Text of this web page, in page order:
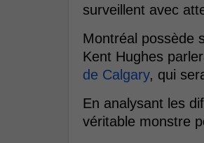
surveillent avec
Montréal possède
Kent Hughes
de Calgary, qui
En analysant les
véritable monstre